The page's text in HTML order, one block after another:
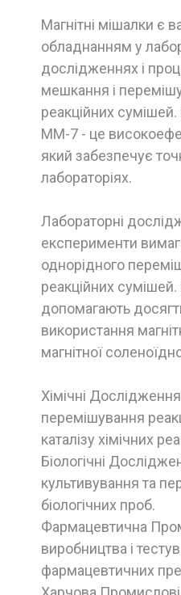
Магнітні мішалки є
обладнанням у
дослідженнях і
мешкання і
реакційних
ММ-7 - це
який забезпечує
лабораторіях.
Лабораторні
експерименти
однорідного
реакційних сумішей.
допомагають
використання
магнітної
Хімічні
перемішування
каталізу хімічних
Біологічні
культивування та
біологічних проб.
Фармацевтична
виробництва і
фармацевтичних